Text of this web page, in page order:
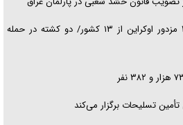
حکم قضایی روسیه برای ۳۶ مزدور اوکراین از ۱۳ کشور/ دو کشته در حمله
تسلیحات برگزار می‌کند